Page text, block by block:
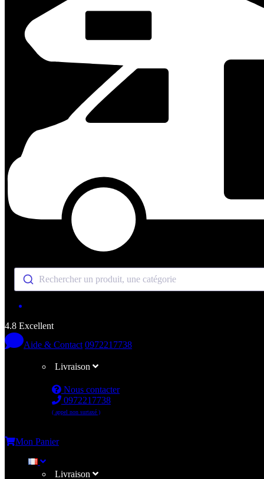
Rechercher un produit, une catégorie
4.8 Excellent
Aide & Contact 0972217738
Livraison
Nous contacter
0972217738
( appel non surtaxé )
Mon Panier
Livraison